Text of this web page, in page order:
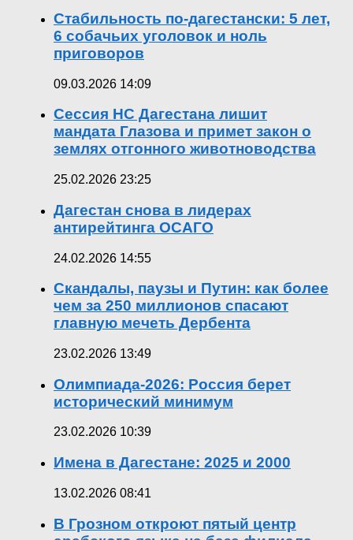
Стабильность по-дагестански: 5 лет,
6 собачьих уголовок и ноль
приговоров
09.03.2026 14:09
Сессия НС Дагестана лишит
мандата Глазова и примет закон о
землях отгонного животноводства
25.02.2026 23:25
Дагестан снова в лидерах
антирейтинга ОСАГО
24.02.2026 14:55
Скандалы, паузы и Путин: как более
чем за 250 миллионов спасают
главную мечеть Дербента
23.02.2026 13:49
Олимпиада-2026: Россия берет
исторический минимум
23.02.2026 10:39
Имена в Дагестане: 2025 и 2000
13.02.2026 08:41
В Грозном откроют пятый центр